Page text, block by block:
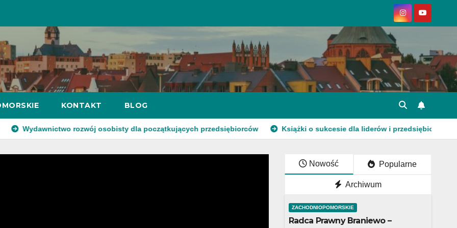
KONTAKT BLOG
rozwój osobisty dla początkujących przedsiębiorców Książki o sukcesie dla liderów i przedsiębiorców
Nowość Popularne
Archiwum
ZACHODNIOPOMORSKIE
Radca Prawny Braniewo –